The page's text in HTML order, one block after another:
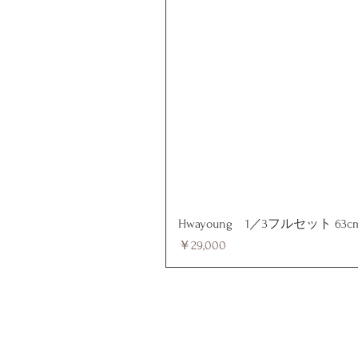
Hwayoung 1／3フルセット
価格
￥29,000